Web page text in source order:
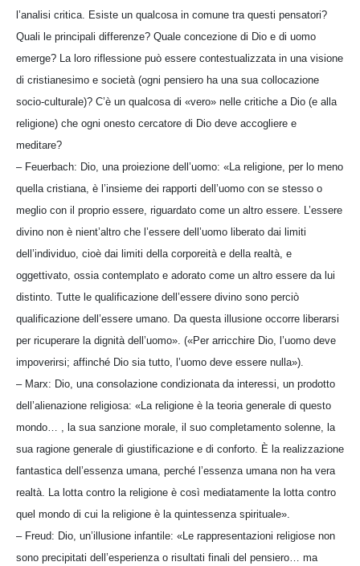
l’analisi critica. Esiste un qualcosa in comune tra questi pensatori?
Quali le principali differenze? Quale concezione di Dio e di uomo
emerge? La loro riflessione può essere contestualizzata in una visione
di cristianesimo e società (ogni pensiero ha una sua collocazione
socio-culturale)? C’è un qualcosa di «vero» nelle critiche a Dio (e alla
religione) che ogni onesto cercatore di Dio deve accogliere e
meditare?
– Feuerbach: Dio, una proiezione dell’uomo: «La religione, per lo meno
quella cristiana, è l’insieme dei rapporti dell’uomo con se stesso o
meglio con il proprio essere, riguardato come un altro essere. L’essere
divino non è nient’altro che l’essere dell’uomo liberato dai limiti
dell’individuo, cioè dai limiti della corporeità e della realtà, e
oggettivato, ossia contemplato e adorato come un altro essere da lui
distinto. Tutte le qualificazione dell’essere divino sono perciò
qualificazione dell’essere umano. Da questa illusione occorre liberarsi
per ricuperare la dignità dell’uomo». («Per arricchire Dio, l’uomo deve
impoverirsi; affinché Dio sia tutto, l’uomo deve essere nulla»).
– Marx: Dio, una consolazione condizionata da interessi, un prodotto
dell’alienazione religiosa: «La religione è la teoria generale di questo
mondo… , la sua sanzione morale, il suo completamento solenne, la
sua ragione generale di giustificazione e di conforto. È la realizzazione
fantastica dell’essenza umana, perché l’essenza umana non ha vera
realtà. La lotta contro la religione è così mediatamente la lotta contro
quel mondo di cui la religione è la quintessenza spirituale».
– Freud: Dio, un’illusione infantile: «Le rappresentazioni religiose non
sono precipitati dell’esperienza o risultati finali del pensiero… ma